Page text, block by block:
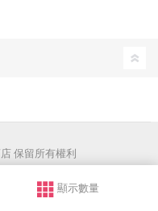
保留所有權利
顯示數量